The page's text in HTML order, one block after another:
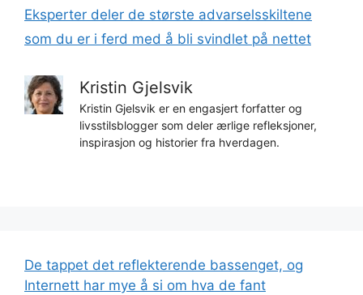
Eksperter deler de største advarselsskiltene
som du er i ferd med å bli svindlet på nettet
Kristin Gjelsvik
Kristin Gjelsvik er en engasjert forfatter og
livsstilsblogger som deler ærlige refleksjoner,
inspirasjon og historier fra hverdagen.
De tappet det reflekterende bassenget, og
Internett har mye å si om hva de fant